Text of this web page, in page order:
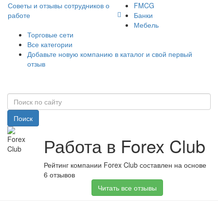
Советы и отзывы сотрудников о
работе
FMCG
Банки
Мебель
Торговые сети
Все категории
Добавьте новую компанию в каталог и свой первый
отзыв
Поиск
Работа в Forex Club
Рейтинг компании Forex Club составлен на основе
6 отзывов
Читать все отзывы